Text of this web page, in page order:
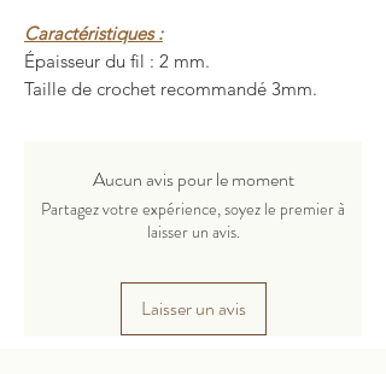
Caractéristiques :
Épaisseur du fil : 2 mm.
Taille de crochet recommandé 3mm.
Composition : 80% polyester, 20%
cachemire.
Un cordon fin en polyester adapté pour
des serviettes, des tapis et bien plus
Les produits finis conservent parfaitement
Aucun avis pour le moment
Partagez votre expérience, soyez le premier à
laisser un avis.
Laisser un avis